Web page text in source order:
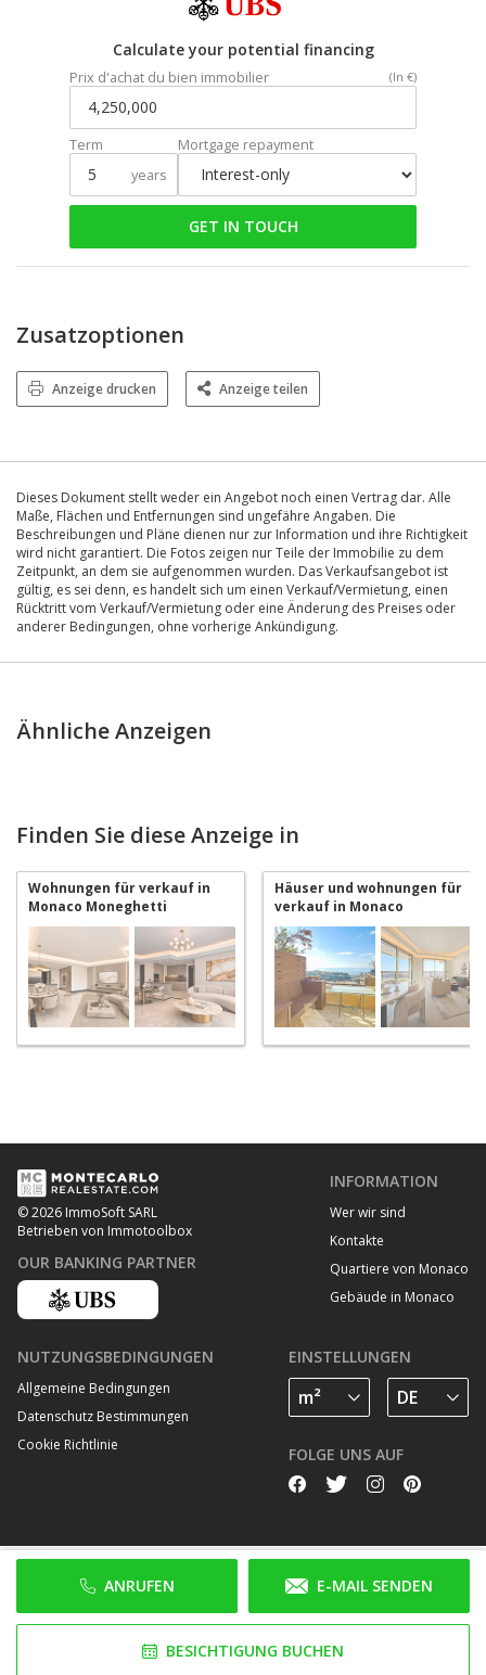
Calculate your potential financing
Prix d'achat du bien immobilier (In €)
Term
years
Mortgage repayment
GET IN TOUCH
ANRUFEN E-MAIL SENDEN
BESICHTIGUNG BUCHEN
Zusatzoptionen
Anzeige drucken Anzeige teilen
Dieses Dokument stellt weder ein Angebot noch einen Vertrag dar. Alle
Maße, Flächen und Entfernungen sind ungefähre Angaben. Die
Beschreibungen und Pläne dienen nur zur Information und ihre Richtigkeit
wird nicht garantiert. Die Fotos zeigen nur Teile der Immobilie zu dem
Zeitpunkt, an dem sie aufgenommen wurden. Das Verkaufsangebot ist
gültig, es sei denn, es handelt sich um einen Verkauf/Vermietung, einen
Rücktritt vom Verkauf/Vermietung oder eine Änderung des Preises oder
anderer Bedingungen, ohne vorherige Ankündigung.
Ähnliche Anzeigen
Finden Sie diese Anzeige in
Wohnungen für verkauf in
Monaco Moneghetti
Häuser und wohnungen für
verkauf in Monaco
Moneghetti
© 2026 ImmoSoft SARL
Betrieben von Immotoolbox
OUR BANKING PARTNER
INFORMATION
Wer wir sind
Kontakte
Quartiere von Monaco
Gebäude in Monaco
NUTZUNGSBEDINGUNGEN
Allgemeine Bedingungen
Datenschutz Bestimmungen
Cookie Richtlinie
EINSTELLUNGEN
FOLGE UNS AUF